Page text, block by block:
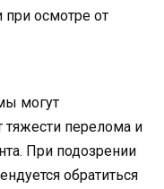
осмотре от
могут
тяжести перелома и
При подозрении
обратиться